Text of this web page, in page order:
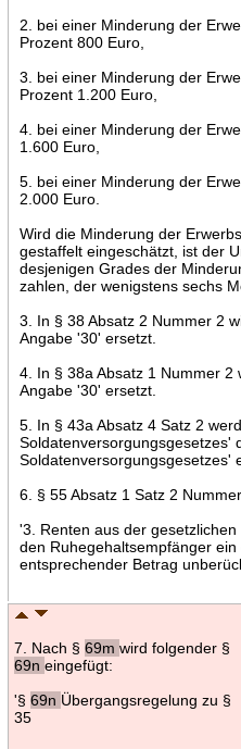
2. bei einer Minderung der
Prozent 800 Euro,
3. bei einer Minderung der
Prozent 1.200 Euro,
4. bei einer Minderung der
1.600 Euro,
5. bei einer Minderung der
2.000 Euro.
Wird die Minderung der
gestaffelt eingeschätzt, ist der
desjenigen Grades der
zahlen, der wenigstens sechs
3. In § 38 Absatz 2 Nummer 2
Angabe '30' ersetzt.
4. In § 38a Absatz 1 Nummer 2
Angabe '30' ersetzt.
5. In § 43a Absatz 4 Satz 2
Soldatenversorgungsgesetzes'
Soldatenversorgungsgesetzes'
6. § 55 Absatz 1 Satz 2
'3. Renten aus der
den Ruhegehaltsempfänger
entsprechender Betrag
7. Nach § 69m wird folgender §
69n eingefügt:
'§ 69n Übergangsregelung zu §
35